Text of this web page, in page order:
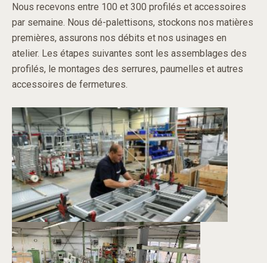
Nous recevons entre 100 et 300 profilés et accessoires
par semaine. Nous dé-palettisons, stockons nos matières
premières, assurons nos débits et nos usinages en
atelier. Les étapes suivantes sont les assemblages des
profilés, le montages des serrures, paumelles et autres
accessoires de fermetures.